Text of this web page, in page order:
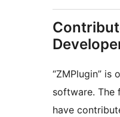
“ZMPlugin” is
software. The
have